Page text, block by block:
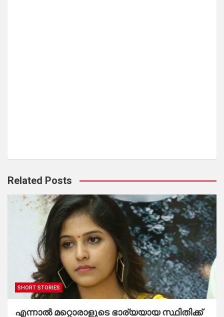
Related Posts
SHORT STORIES
എന്നാൽ മറ്റൊരാളുടെ ഭാര്യയായ സ്ഥിതിക്ക്